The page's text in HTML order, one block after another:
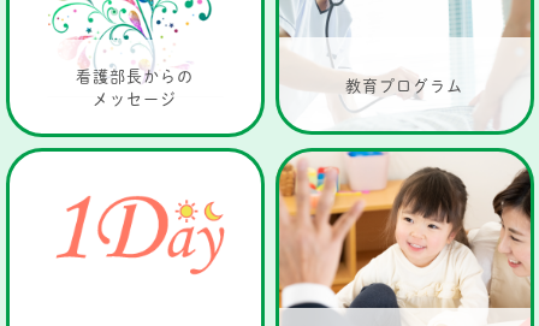
看護部長からの
メッセージ
教育プログラム